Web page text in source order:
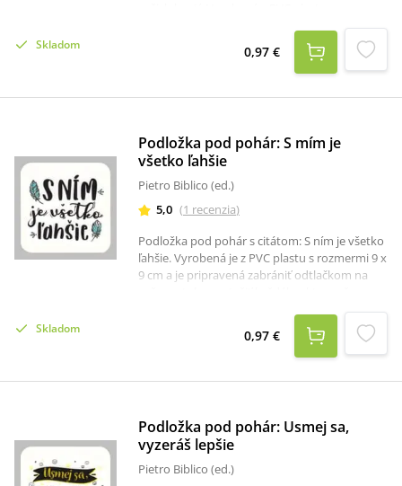
rozmermi 9 x 9 cm, je pripravená zabrániť
odtlačkom na vašom stole a potešiť každého,
kto na ňu vzhliadne.
Skladom 0,97 €
Podložka pod pohár: S mím je
všetko ľahšie
Pietro Biblico (ed.)
5,0 (1 recenzia)
Podložka pod pohár s citátom: S ním je všetko
ľahšie. Vyrobená je z PVC plastu s rozmermi 9 x
9 cm a je pripravená zabrániť odtlačkom na
Skladom 0,97 €
Podložka pod pohár: Usmej sa,
vyzeráš lepšie
Pietro Biblico (ed.)